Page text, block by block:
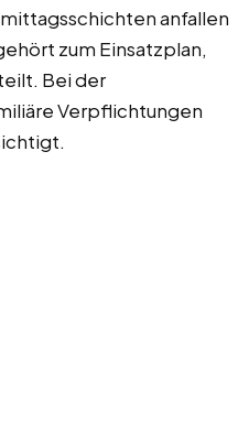
anfallen
zum Einsatzplan,
Bei der
Verpflichtungen